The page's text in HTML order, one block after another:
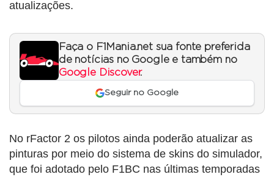
atualizações.
Faça o F1Mania.net sua fonte preferida
de notícias no Google e também no
Google Discover.
Seguir no Google
No rFactor 2 os pilotos ainda poderão atualizar as
pinturas por meio do sistema de skins do simulador,
que foi adotado pelo F1BC nas últimas temporadas